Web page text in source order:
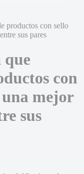
que
con
mejor
sus